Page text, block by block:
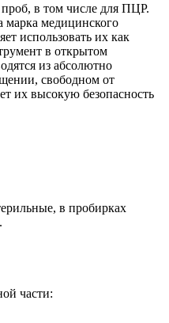
в том числе для ПЦР.
марка медицинского
использовать их как
в открытом
из абсолютно
свободном от
их высокую безопасность
в пробирках
части: